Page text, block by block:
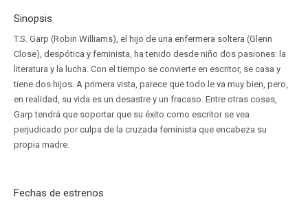
Sinopsis
T.S. Garp (Robin Williams), el hijo de una enfermera soltera (Glenn
Close), despótica y feminista, ha tenido desde niño dos pasiones: la
literatura y la lucha. Con el tiempo se convierte en escritor, se casa y
tiene dos hijos. A primera vista, parece que todo le va muy bien, pero,
en realidad, su vida es un desastre y un fracaso. Entre otras cosas,
Garp tendrá que soportar que su éxito como escritor se vea
perjudicado por culpa de la cruzada feminista que encabeza su
propia madre.
Fechas de estrenos